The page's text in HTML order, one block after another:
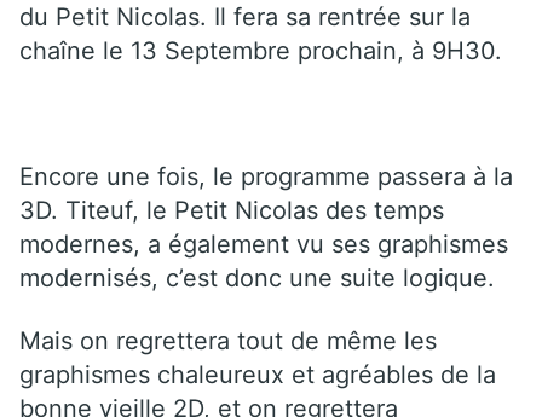
du Petit Nicolas. Il fera sa rentrée sur la
chaîne le 13 Septembre prochain, à 9H30.
Encore une fois, le programme passera à la
3D. Titeuf, le Petit Nicolas des temps
modernes, a également vu ses graphismes
modernisés, c’est donc une suite logique.
Mais on regrettera tout de même les
graphismes chaleureux et agréables de la
bonne vieille 2D, et on regrettera